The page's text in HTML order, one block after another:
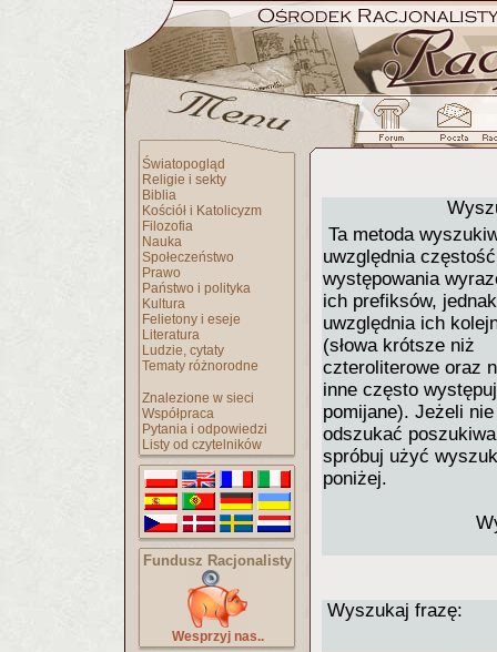
Światopogląd
Religie i sekty
Biblia
Kościół i Katolicyzm
Filozofia
Nauka
Społeczeństwo
Prawo
Państwo i polityka
Kultura
Felietony i eseje
Literatura
Ludzie, cytaty
Tematy różnorodne
Znalezione w sieci
Współpraca
Pytania i odpowiedzi
Listy od czytelników
Fundusz Racjonalisty
Wesprzyj nas..
Ta metoda
uwzględnia częstość
występowania
ich prefiksów,
uwzględnia ich
(słowa krótsze niż
czteroliterowe oraz
inne często
pomijane). Jeżeli
odszukać
spróbuj użyć
poniżej.
Wyszukaj frazę: